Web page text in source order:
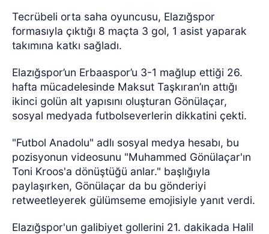
Tecrübeli orta saha oyuncusu, Elazığspor
formasıyla çıktığı 8 maçta 3 gol, 1 asist yaparak
takımına katkı sağladı.
Elazığspor’un Erbaaspor’u 3-1 mağlup ettiği 26.
hafta mücadelesinde Maksut Taşkıran’ın attığı
ikinci golün alt yapısını oluşturan Gönülaçar,
sosyal medyada futbolseverlerin dikkatini çekti.
"Futbol Anadolu" adlı sosyal medya hesabı, bu
pozisyonun videosunu "Muhammed Gönülaçar'ın
Toni Kroos'a dönüştüğü anlar." başlığıyla
paylaşırken, Gönülaçar da bu gönderiyi
retweetleyerek gülümseme emojisiyle yanıt verdi.
Elazığspor'un galibiyet gollerini 21. dakikada Halil